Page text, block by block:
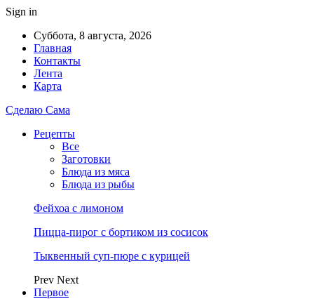
Sign in
Суббота, 8 августа, 2026
Главная
Контакты
Лента
Карта
Сделаю Сама
Рецепты
Все
Заготовки
Блюда из мяса
Блюда из рыбы
Фейхоа с лимоном
Пицца-пирог с бортиком из сосисок
Тыквенный суп-пюре с курицей
Prev Next
Первое